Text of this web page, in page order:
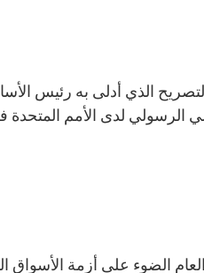
الرسولي لدى الأمم المتحدة